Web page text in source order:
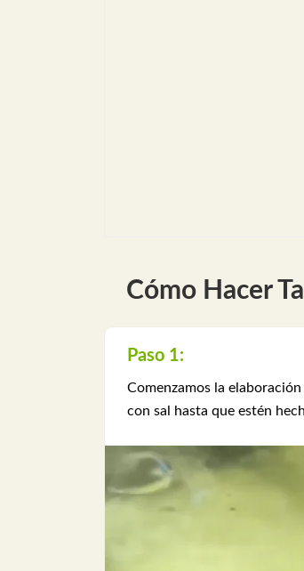
Cómo Hacer
Paso 1:
Comenzamos la
con sal hasta que estén